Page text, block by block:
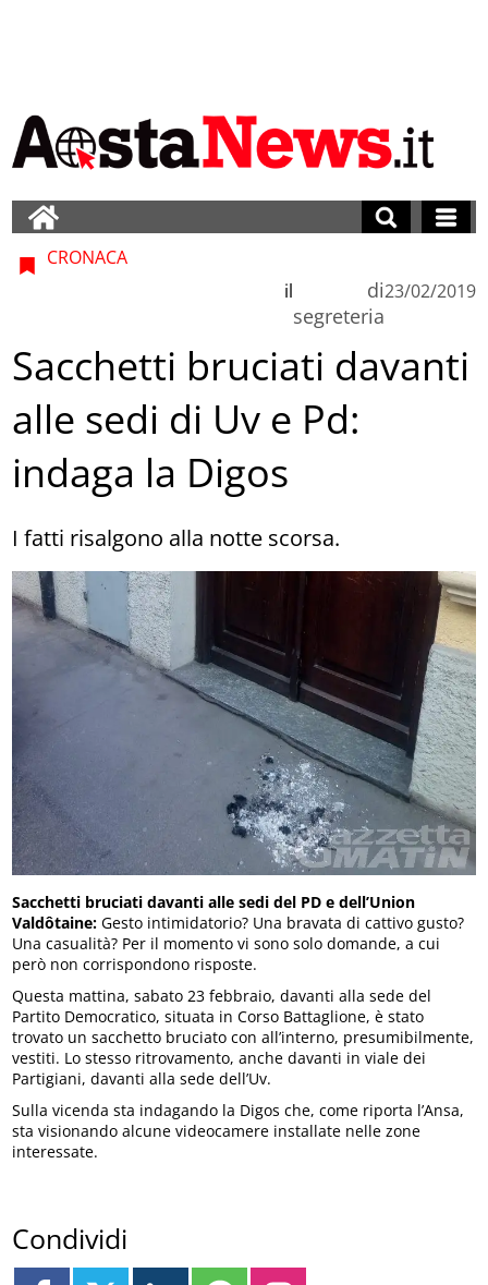
CRONACA
di
segreteria
il 23/02/2019
Sacchetti bruciati davanti
alle sedi di Uv e Pd:
indaga la Digos
I fatti risalgono alla notte scorsa.
Sacchetti bruciati davanti alle sedi del PD e dell’Union
Valdôtaine: Gesto intimidatorio? Una bravata di cattivo gusto?
Una casualità? Per il momento vi sono solo domande, a cui
però non corrispondono risposte.
Questa mattina, sabato 23 febbraio, davanti alla sede del
Partito Democratico, situata in Corso Battaglione, è stato
trovato un sacchetto bruciato con all’interno, presumibilmente,
vestiti. Lo stesso ritrovamento, anche davanti in viale dei
Partigiani, davanti alla sede dell’Uv.
Sulla vicenda sta indagando la Digos che, come riporta l’Ansa,
sta visionando alcune videocamere installate nelle zone
interessate.
Condividi